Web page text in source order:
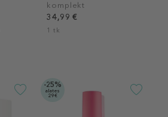
komplekt
34,99 €
1 tk
-25%
alates
29€